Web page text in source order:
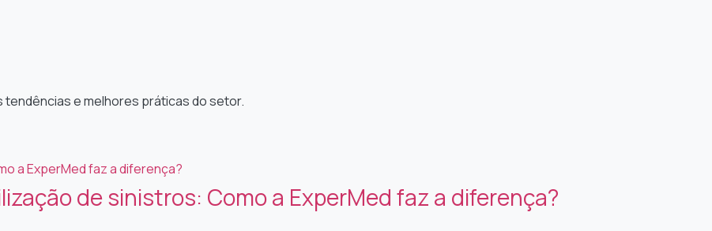
e melhores práticas do setor.
de sinistros: Como a ExperMed faz a diferença?